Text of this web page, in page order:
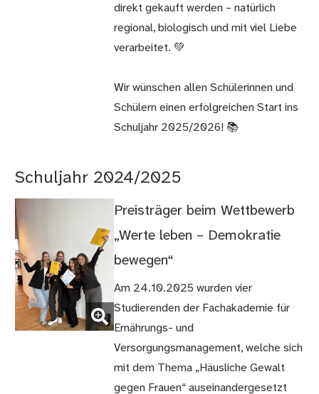
direkt gekauft werden – natürlich
regional, biologisch und mit viel Liebe
verarbeitet. 💚
Wir wünschen allen Schülerinnen und
Schülern einen erfolgreichen Start ins
Schuljahr 2025/2026! 📚
Schuljahr 2024/2025
(Bild
vergrößern)
Preisträger beim Wettbewerb
„Werte leben – Demokratie
bewegen“
Am 24.10.2025 wurden vier
Studierenden der Fachakademie für
Ernährungs- und
Versorgungsmanagement, welche sich
mit dem Thema „Häusliche Gewalt
gegen Frauen“ auseinandergesetzt